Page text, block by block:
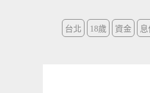
台北 18歲 資金